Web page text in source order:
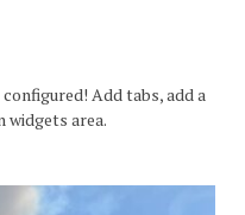
Add tabs, add a
widgets area.